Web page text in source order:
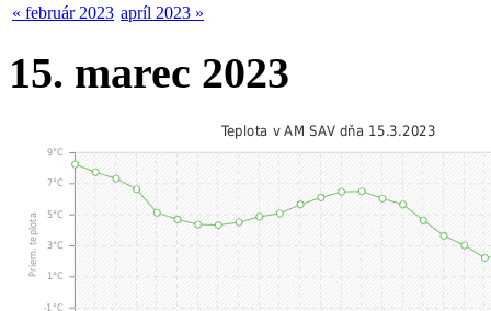
« február 2023 apríl 2023 »
15. marec 2023